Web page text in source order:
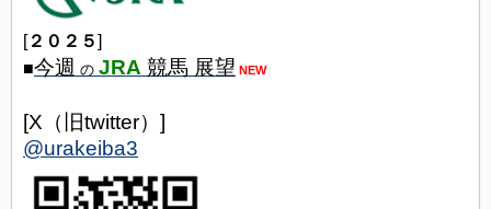
[２０２５]
■今週 の JRA 競馬 展望 NEW
[X（旧twitter）]
@urakeiba3